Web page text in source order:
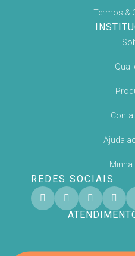
Termos &
Ajuda
Minha
REDES SOCIAIS